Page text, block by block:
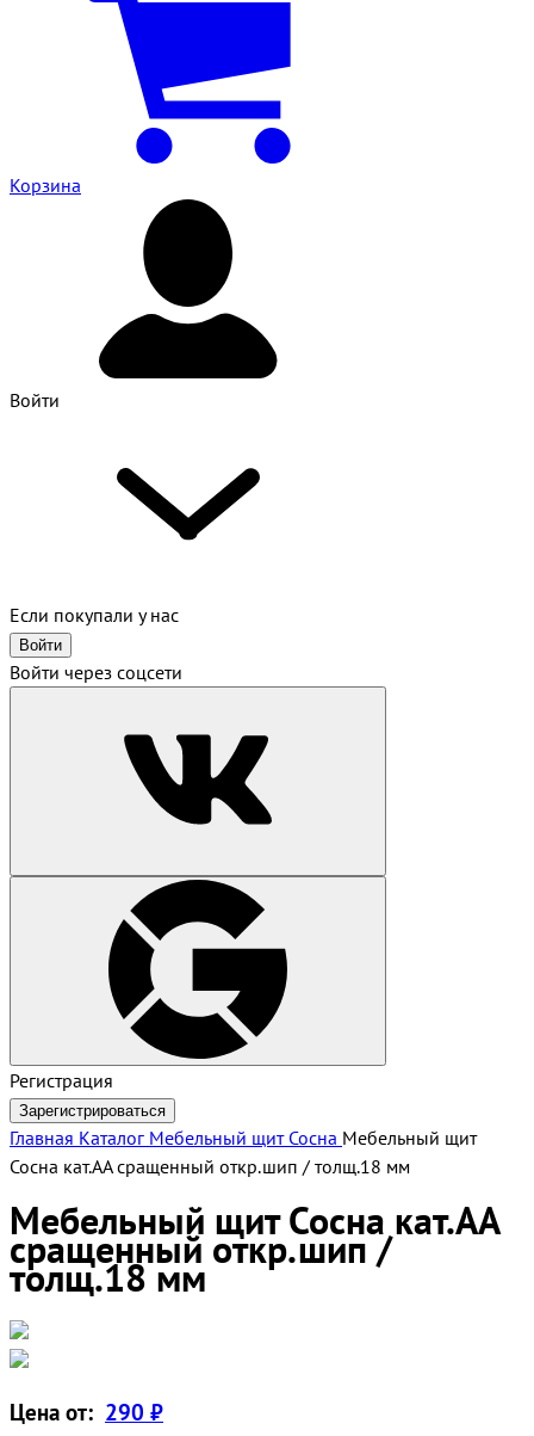
Корзина
Войти
Если покупали у нас
Войти
Войти через соцсети
Регистрация
Зарегистрироваться
Главная Каталог Мебельный щит Сосна Мебельный щит
Сосна кат.АА сращенный откр.шип / толщ.18 мм
Мебельный щит Сосна кат.АА
сращенный откр.шип /
толщ.18 мм
Цена от: 290 ₽